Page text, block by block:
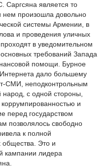
является то
нем произошла довольно
системы Армении, в
и проведения уличных
в уведомительном
требований Запада
помощи. Бурное
дало большему
СМИ, неподконтрольным
с одной стороны,
и
перед государством
позволялось свободно
к полной
общества. Это и
кампании лидера